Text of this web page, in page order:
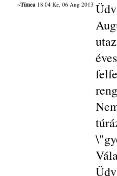
~Tímea18:04 Ke, 06 Aug 2013 Üdv
Üdv